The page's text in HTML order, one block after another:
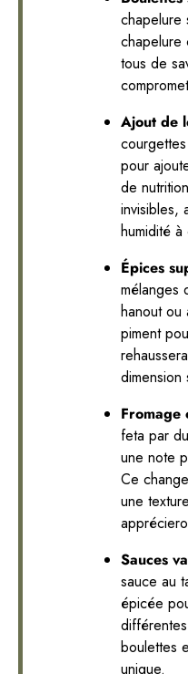
chapelure
chapelure
tous de
Ajout de
pour
de
invisibles,
humidité
Épices
mélanges
hanout
piment
dimension
Fromage
feta par
une note
Ce
une
Sauces
sauce au
épicée
boulettes
unique.